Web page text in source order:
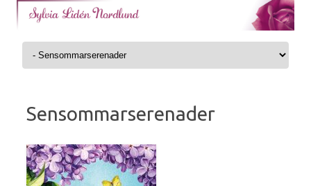
Skip to content
Sensommarserenader